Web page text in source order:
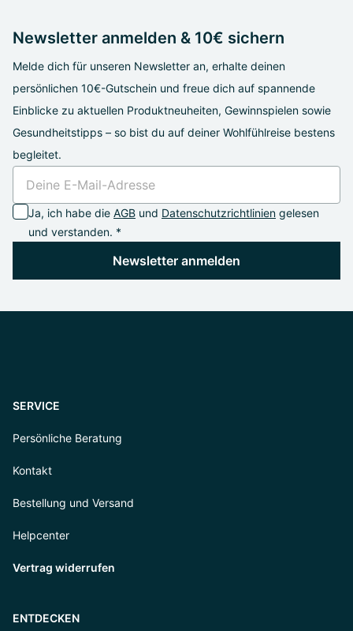
Newsletter anmelden & 10€ sichern
Melde dich für unseren Newsletter an, erhalte deinen
persönlichen 10€-Gutschein und freue dich auf spannende
Einblicke zu aktuellen Produktneuheiten, Gewinnspielen sowie
Gesundheitstipps – so bist du auf deiner Wohlfühlreise bestens
begleitet.
Ja, ich habe die AGB und Datenschutzrichtlinien gelesen
und verstanden. *
Newsletter anmelden
SERVICE
Persönliche Beratung
Kontakt
Bestellung und Versand
Helpcenter
Vertrag widerrufen
ENTDECKEN